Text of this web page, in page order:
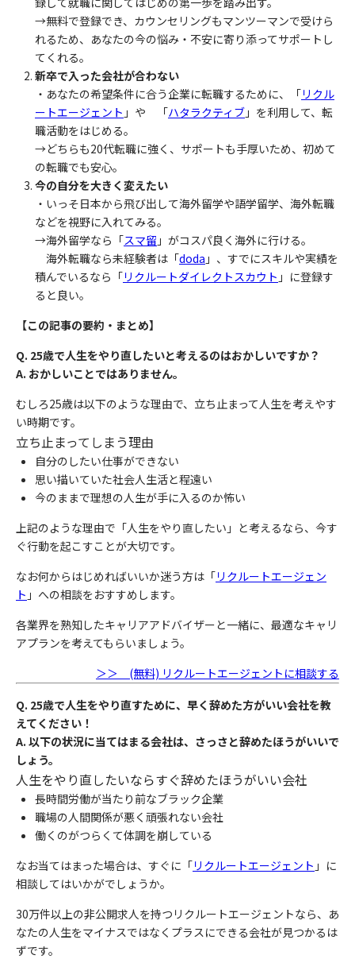
→無料で登録でき、カウンセリングもマンツーマンで受けら
れるため、あなたの今の悩み・不安に寄り添ってサポートし
てくれる。
新卒で入った会社が合わない
・あなたの希望条件に合う企業に転職するために、「リクル
ートエージェント 」や 「ハタラクティブ 」を利用して、転
職活動をはじめる。
→どちらも20代転職に強く、サポートも手厚いため、初めて
の転職でも安心。
今の自分を大きく変えたい
・いっそ日本から飛び出して海外留学や語学留学、海外転職
などを視野に入れてみる。
→海外留学なら「スマ留 」がコスパ良く海外に行ける。
海外転職なら未経験者は「doda 」、すでにスキルや実績を
積んでいるなら「リクルートダイレクトスカウト 」に登録す
ると良い。
【この記事の要約・まとめ】
Q. 25歳で人生をやり直したいと考えるのはおかしいですか？
A. おかしいことではありません。
むしろ25歳は以下のような理由で、立ち止まって人生を考えやす
い時期です。
立ち止まってしまう理由
自分のしたい仕事ができない
思い描いていた社会人生活と程遠い
今のままで理想の人生が手に入るのか怖い
上記のような理由で「人生をやり直したい」と考えるなら、今す
ぐ行動を起こすことが大切です。
なお何からはじめればいいか迷う方は「リクルートエージェン
ト 」への相談をおすすめします。
各業界を熟知したキャリアアドバイザーと一緒に、最適なキャリ
アプランを考えてもらいましょう。
＞＞ (無料) リクルートエージェントに相談する
Q. 25歳で人生をやり直すために、早く辞めた方がいい会社を教
えてください！
A. 以下の状況に当てはまる会社は、さっさと辞めたほうがいいで
しょう。
人生をやり直したいならすぐ辞めたほうがいい会社
長時間労働が当たり前なブラック企業
職場の人間関係が悪く頑張れない会社
働くのがつらくて体調を崩している
なお当てはまった場合は、すぐに「リクルートエージェント 」に
相談してはいかがでしょうか。
30万件以上の非公開求人を持つリクルートエージェントなら、あ
なたの人生をマイナスではなくプラスにできる会社が見つかるは
ずです。